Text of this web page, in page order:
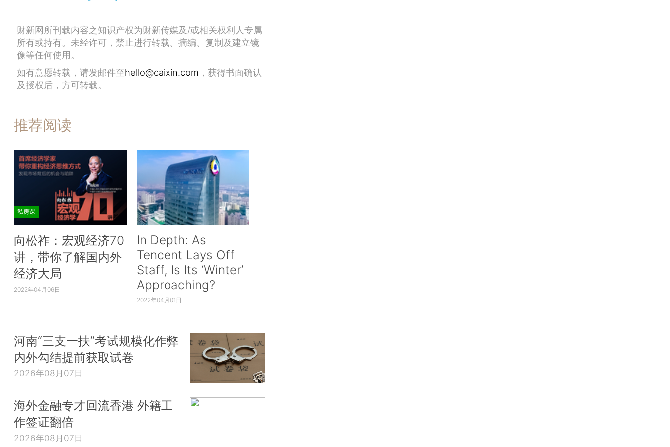
财新网所刊载内容之知识产权为财新传媒及/或相关权利人专属
所有或持有。未经许可，禁止进行转载、摘编、复制及建立镜
像等任何使用。
如有意愿转载，请发邮件至hello@caixin.com ，获得书面确认
及授权后，方可转载。
推荐阅读
私房课
向松祚：宏观经济70
讲，带你了解国内外
经济大局
2022年04月06日
In Depth: As
Tencent Lays Off
Staff, Is Its ‘Winter’
Approaching?
2022年04月01日
河南“三支一扶”考试规模化作弊
内外勾结提前获取试卷
2026年08月07日
海外金融专才回流香港 外籍工
作签证翻倍
2026年08月07日